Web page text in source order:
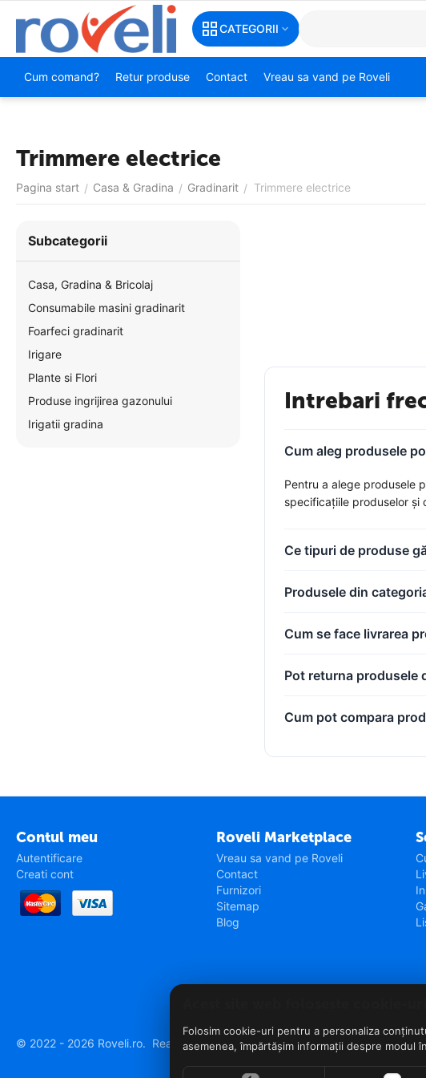
CATEGORII
Cum comand? Retur produse Contact Vreau sa vand pe Roveli
Trimmere electrice
Pagina start / Casa & Gradina / Gradinarit / Trimmere electrice
Intrebari
Cum aleg produsele
Pentru a alege produsele
specificațiile produselor și
Ce tipuri de produse
Produsele din
Cum se face livrarea
Pot returna produsele
Cum pot compara
Subcategorii
Casa, Gradina & Bricolaj
Consumabile masini gradinarit
Foarfeci gradinarit
Irigare
Plante si Flori
Produse ingrijirea gazonului
Irigatii gradina
Contul meu
Autentificare
Creati cont
Roveli Marketplace
Vreau sa vand pe Roveli
Contact
Furnizori
Sitemap
Blog
© 2022 - 2026 Roveli.ro. Realizat si configuratnetSEO
Folosim cookie-uri pentru a personaliza
asemenea, împărtășim informații despre